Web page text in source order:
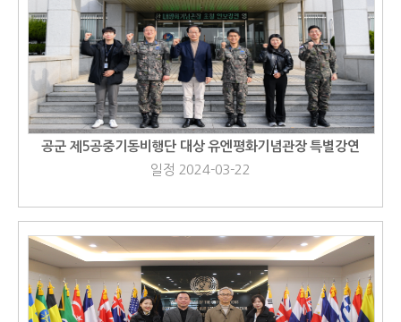
공군 제5공중기동비행단 대상 유엔평화기념관장 특별강연
일정 2024-03-22